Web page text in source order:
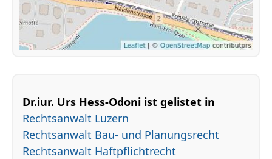
Dr.iur. Urs Hess-Odoni ist gelistet in
Rechtsanwalt Luzern
Rechtsanwalt Bau- und Planungsrecht
Rechtsanwalt Haftpflichtrecht